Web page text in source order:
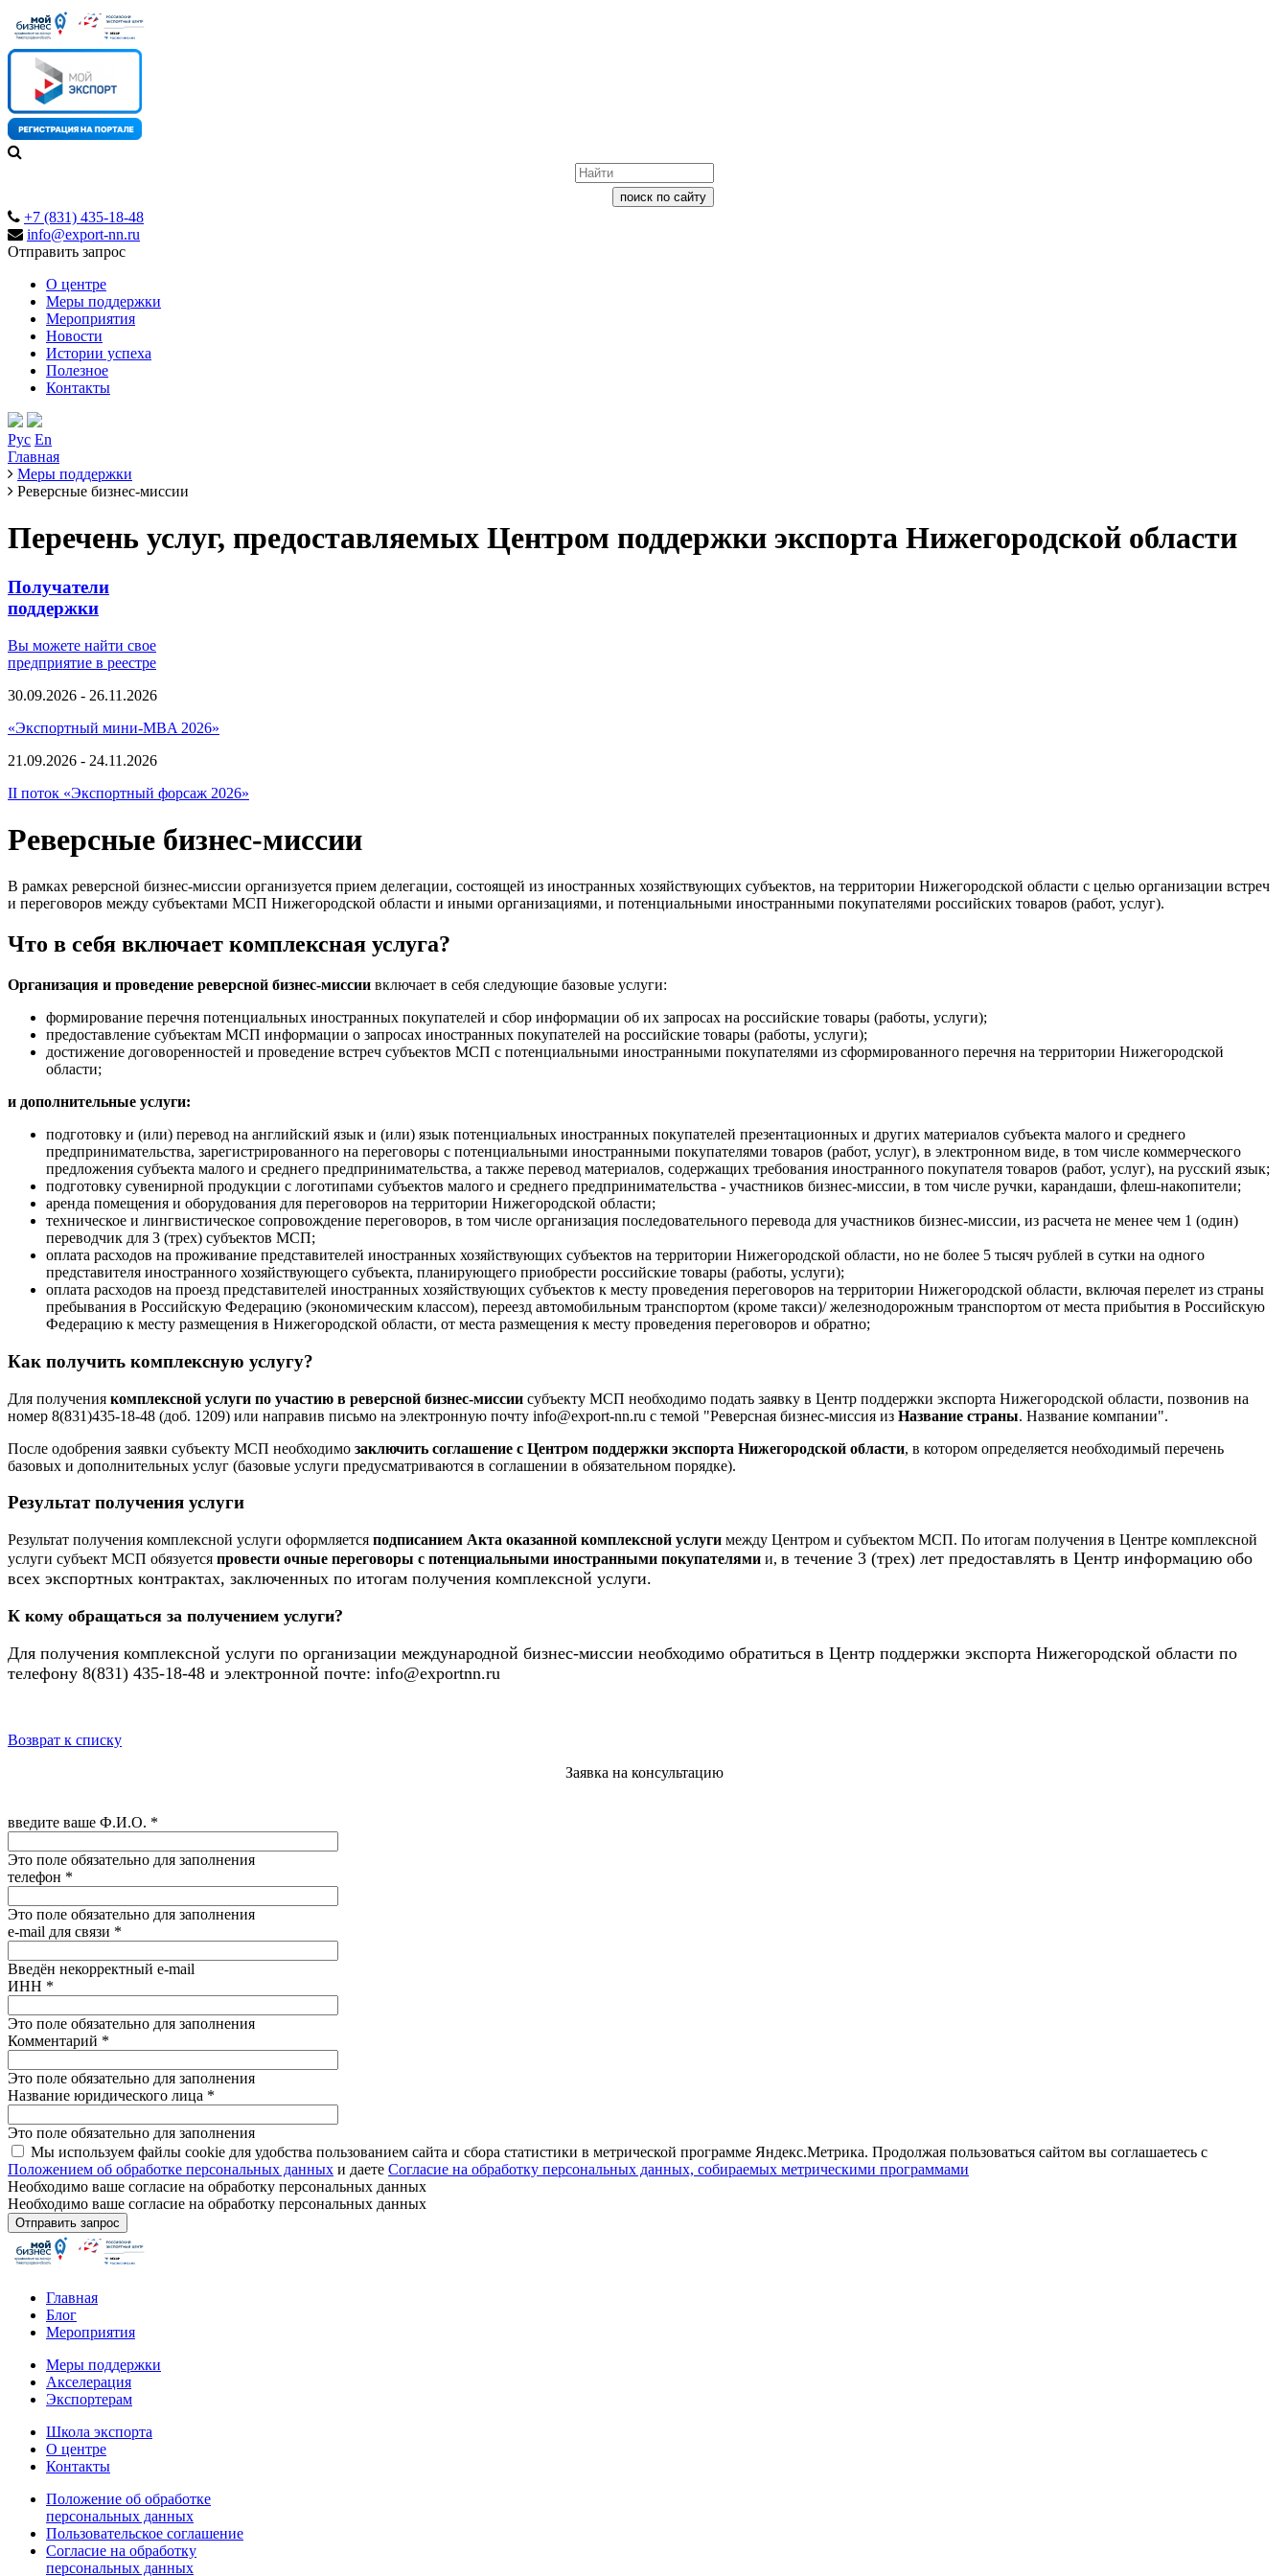
+7 (831) 435-18-48
info@export-nn.ru
Отправить запрос
О центре
Меры поддержки
Мероприятия
Новости
Истории успеха
Полезное
Контакты
Рус En
Главная
Меры поддержки
Реверсные бизнес-миссии
Перечень услуг, предоставляемых Центром поддержки экспорта Нижегородской области
Получатели
поддержки
Вы можете найти свое
предприятие в реестре
30.09.2026 - 26.11.2026
«Экспортный мини-MBA 2026»
21.09.2026 - 24.11.2026
II поток «Экспортный форсаж 2026»
Реверсные бизнес-миссии
В рамках реверсной бизнес-миссии организуется прием делегации, состоящей из иностранных хозяйствующих субъектов, на территории Нижегородской области с целью организации встреч
и переговоров между субъектами МСП Нижегородской области и иными организациями, и потенциальными иностранными покупателями российских товаров (работ, услуг).
Что в себя включает комплексная услуга?
Организация и проведение реверсной бизнес-миссии включает в себя следующие базовые услуги:
формирование перечня потенциальных иностранных покупателей и сбор информации об их запросах на российские товары (работы, услуги);
предоставление субъектам МСП информации о запросах иностранных покупателей на российские товары (работы, услуги);
достижение договоренностей и проведение встреч субъектов МСП с потенциальными иностранными покупателями из сформированного перечня на территории Нижегородской
области;
и дополнительные услуги:
подготовку и (или) перевод на английский язык и (или) язык потенциальных иностранных покупателей презентационных и других материалов субъекта малого и среднего
предпринимательства, зарегистрированного на переговоры с потенциальными иностранными покупателями товаров (работ, услуг), в электронном виде, в том числе коммерческого
предложения субъекта малого и среднего предпринимательства, а также перевод материалов, содержащих требования иностранного покупателя товаров (работ, услуг), на русский язык;
подготовку сувенирной продукции с логотипами субъектов малого и среднего предпринимательства - участников бизнес-миссии, в том числе ручки, карандаши, флеш-накопители;
аренда помещения и оборудования для переговоров на территории Нижегородской области;
техническое и лингвистическое сопровождение переговоров, в том числе организация последовательного перевода для участников бизнес-миссии, из расчета не менее чем 1 (один)
переводчик для 3 (трех) субъектов МСП;
оплата расходов на проживание представителей иностранных хозяйствующих субъектов на территории Нижегородской области, но не более 5 тысяч рублей в сутки на одного
представителя иностранного хозяйствующего субъекта, планирующего приобрести российские товары (работы, услуги);
оплата расходов на проезд представителей иностранных хозяйствующих субъектов к месту проведения переговоров на территории Нижегородской области, включая перелет из страны
пребывания в Российскую Федерацию (экономическим классом), переезд автомобильным транспортом (кроме такси)/ железнодорожным транспортом от места прибытия в Российскую
Федерацию к месту размещения в Нижегородской области, от места размещения к месту проведения переговоров и обратно;
Как получить комплексную услугу?
Для получения комплексной услуги по участию в реверсной бизнес-миссии субъекту МСП необходимо подать заявку в Центр поддержки экспорта Нижегородской области, позвонив на
номер 8(831)435-18-48 (доб. 1209) или направив письмо на электронную почту info@export-nn.ru с темой "Реверсная бизнес-миссия из Название страны. Название компании".
После одобрения заявки субъекту МСП необходимо заключить соглашение с Центром поддержки экспорта Нижегородской области, в котором определяется необходимый перечень
базовых и дополнительных услуг (базовые услуги предусматриваются в соглашении в обязательном порядке).
Результат получения услуги
Результат получения комплексной услуги оформляется подписанием Акта оказанной комплексной услуги между Центром и субъектом МСП. По итогам получения в Центре комплексной
услуги субъект МСП обязуется провести очные переговоры с потенциальными иностранными покупателями и, в течение 3 (трех) лет предоставлять в Центр информацию обо
всех экспортных контрактах, заключенных по итогам получения комплексной услуги.
К кому обращаться за получением услуги?
Для получения комплексной услуги по организации международной бизнес-миссии необходимо обратиться в Центр поддержки экспорта Нижегородской области по
телефону 8(831) 435-18-48 и электронной почте: info@exportnn.ru
Возврат к списку
Заявка на консультацию
введите ваше Ф.И.О. *
Это поле обязательно для заполнения
телефон *
Это поле обязательно для заполнения
e-mail для связи *
Введён некорректный e-mail
ИНН *
Это поле обязательно для заполнения
Комментарий *
Это поле обязательно для заполнения
Название юридического лица *
Это поле обязательно для заполнения
Мы используем файлы cookie для удобства пользованием сайта и сбора статистики в метрической программе Яндекс.Метрика. Продолжая пользоваться сайтом вы соглашаетесь с
Положением об обработке персональных данных и даете Согласие на обработку персональных данных, собираемых метрическими программами
Необходимо ваше согласие на обработку персональных данных
Необходимо ваше согласие на обработку персональных данных
Главная
Блог
Мероприятия
Меры поддержки
Акселерация
Экспортерам
Школа экспорта
О центре
Контакты
Положение об обработке
персональных данных
Пользовательское соглашение
Согласие на обработку
персональных данных